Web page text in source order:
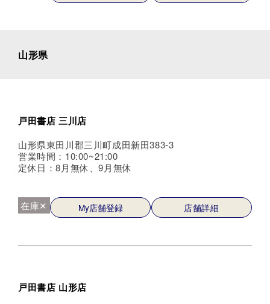
山形県
戸田書店 三川店
山形県東田川郡三川町成田新田383-3
営業時間：10:00~21:00
定休日：8月無休、9月無休
在庫✕ My店舗登録 店舗詳細
戸田書店 山形店